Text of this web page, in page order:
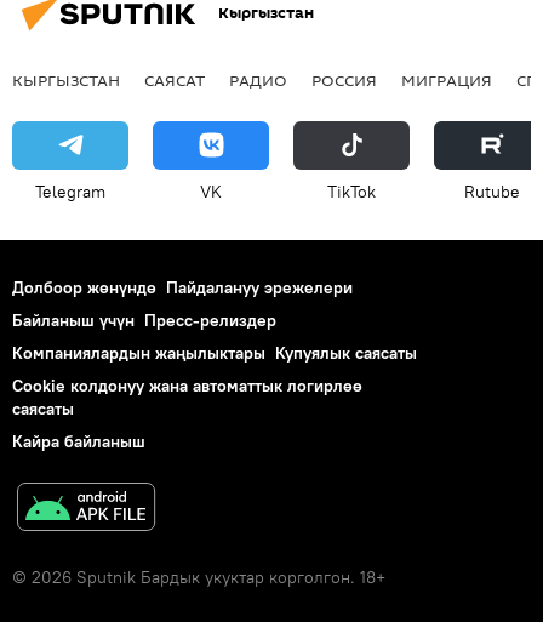
Кыргызстан
КЫРГЫЗСТАН САЯСАТ РАДИО РОССИЯ МИГРАЦИЯ
Telegram VK ТikТоk Rutube
Долбоор жөнүндө Пайдалануу эрежелери
Байланыш үчүн Пресс-релиздер
Компаниялардын жаңылыктары Купуялык саясаты
Cookie колдонуу жана автоматтык логирлөө
саясаты
Кайра байланыш
© 2026 Sputnik Бардык укуктар корголгон. 18+